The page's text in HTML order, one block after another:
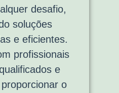
desafio,
soluções
e eficientes.
profissionais
e
o